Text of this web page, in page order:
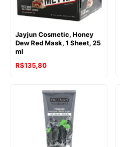
Jayjun Cosmetic, Honey
Dew Red Mask, 1 Sheet, 25
ml
R$135,80